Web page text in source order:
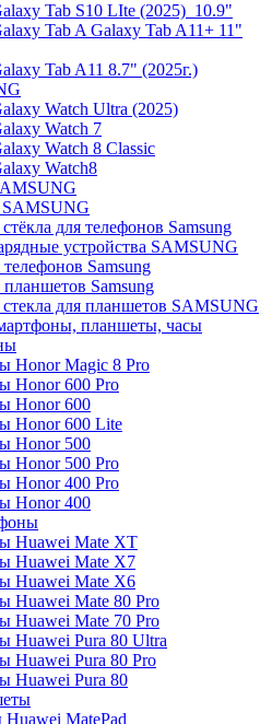
Tab S10 LIte (2025)_10.9"
Tab A Galaxy Tab A11+ 11"
Tab A11 8.7" (2025г.)
Watch Ultra (2025)
Watch 7
Watch 8 Classic
Watch8
для телефонов Samsung
устройства SAMSUNG
Samsung
Samsung
для планшетов SAMSUNG
планшеты, часы
Honor Magic 8 Pro
Honor 600 Pro
Honor 600
Honor 600 Lite
Honor 500
Honor 500 Pro
Honor 400 Pro
Honor 400
Huawei Mate XT
Huawei Mate X7
Huawei Mate X6
Huawei Mate 80 Pro
Huawei Mate 70 Pro
Huawei Pura 80 Ultra
Huawei Pura 80 Pro
Huawei Pura 80
MatePad